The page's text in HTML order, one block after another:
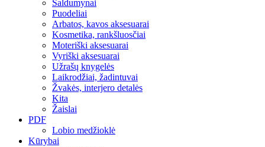
Saldumynai
Puodeliai
Arbatos, kavos aksesuarai
Kosmetika, rankšluosčiai
Moteriški aksesuarai
Vyriški aksesuarai
Užrašų knygelės
Laikrodžiai, žadintuvai
Žvakės, interjero detalės
Kita
Žaislai
PDF
Lobio medžioklė
Kūrybai